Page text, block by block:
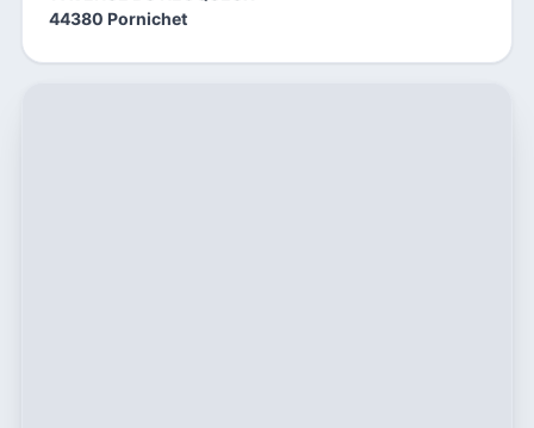
44380 Pornichet